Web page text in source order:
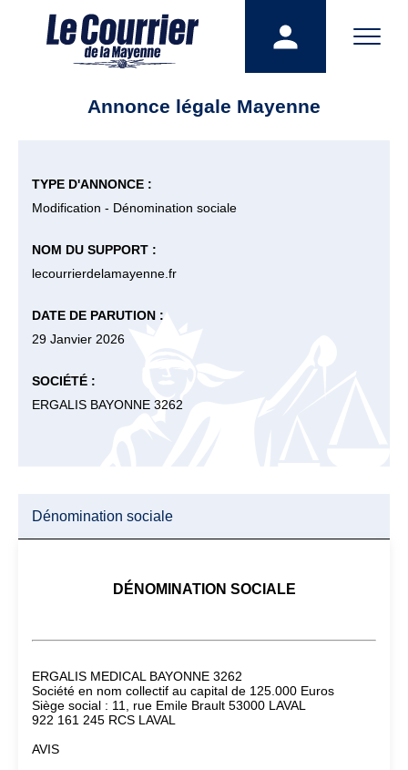
Annonce légale Mayenne
TYPE D'ANNONCE :
Modification - Dénomination sociale
NOM DU SUPPORT :
lecourrierdelamayenne.fr
DATE DE PARUTION :
29 Janvier 2026
SOCIÉTÉ :
ERGALIS BAYONNE 3262
Dénomination sociale
DÉNOMINATION SOCIALE
ERGALIS MEDICAL BAYONNE 3262
Société en nom collectif au capital de 125.000 Euros
Siège social : 11, rue Emile Brault 53000 LAVAL
922 161 245 RCS LAVAL
AVIS